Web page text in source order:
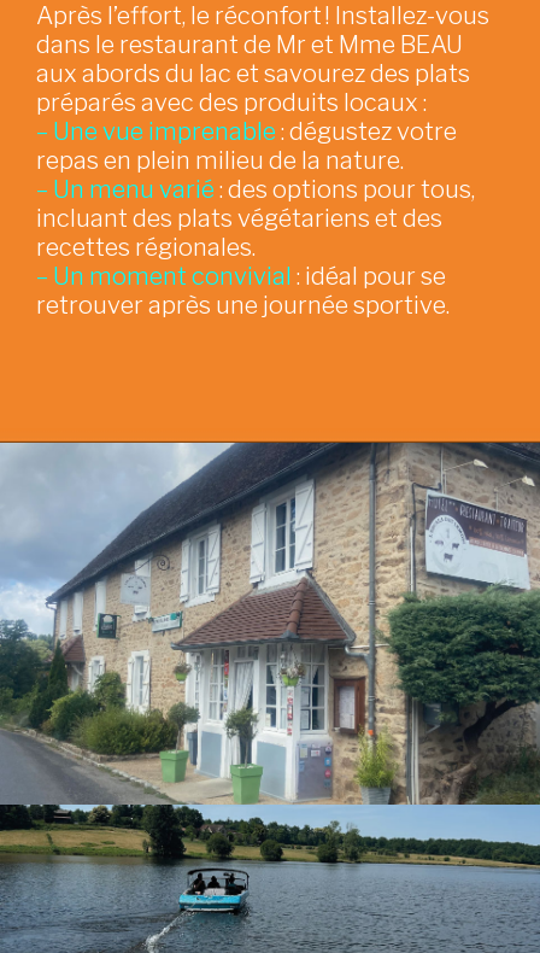
Après l’effort, le réconfort ! Installez-vous
dans le restaurant de Mr et Mme BEAU
aux abords du lac et savourez des plats
préparés avec des produits locaux :
– Une vue imprenable : dégustez votre
repas en plein milieu de la nature.
– Un menu varié : des options pour tous,
incluant des plats végétariens et des
recettes régionales.
– Un moment convivial : idéal pour se
retrouver après une journée sportive.